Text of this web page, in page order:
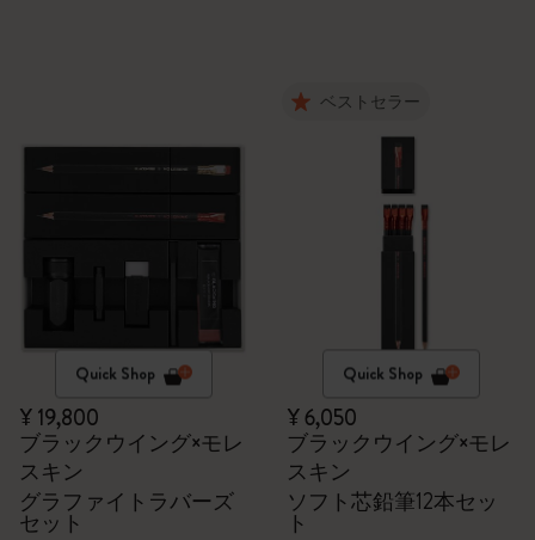
Quick Shop
¥ 19,800
ブラックウイング×モレ
スキン
グラファイトラバーズ
セット
ベストセラー
Quick Shop
¥ 6,050
ブラックウイング×モレ
スキン
ソフト芯鉛筆12本セッ
ト